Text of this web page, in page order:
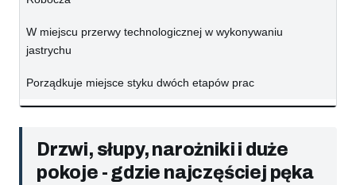
W miejscu przerwy technologicznej w wykonywaniu
jastrychu
Porządkuje miejsce styku dwóch etapów prac
Drzwi, słupy, narożniki i duże
pokoje - gdzie najczęściej pęka